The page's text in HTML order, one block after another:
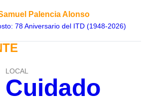
Palencia Alonso
78 Aniversario del ITD (1948-2026)
LOCAL
Cuidado